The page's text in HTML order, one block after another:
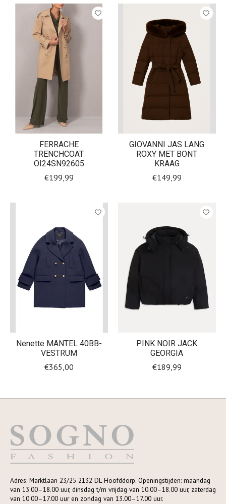
FERRACHE
TRENCHCOAT
OI24SN92605
€199,99
GIOVANNI JAS LANG
ROXY MET BONT
KRAAG
€149,99
Nenette MANTEL 40BB-
VESTRUM
€365,00
PINK NOIR JACK
GEORGIA
€189,99
Adres: Marktlaan 23/25 2132 DL Hoofddorp. Openingstijden: maandag
van 13.00–18.00 uur, dinsdag t/m vrijdag van 10.00–18.00 uur, zaterdag
van 10.00–17.00 uur en zondag van 13.00–17.00 uur.